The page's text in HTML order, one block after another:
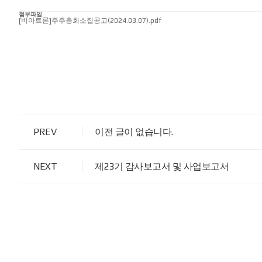
첨부파일
[비아트론]주주총회소집공고(2024.03.07).pdf
PREV 이전 글이 없습니다.
NEXT 제23기 감사보고서 및 사업보고서